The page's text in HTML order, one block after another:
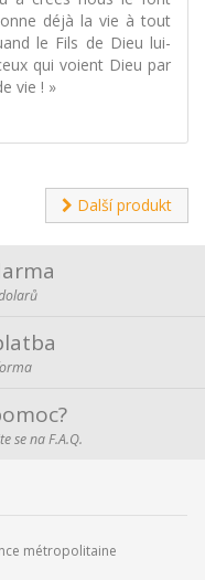
déjà la vie à tout
le Fils de Dieu lui-
qui voient Dieu par
vie ! »
Další produkt
se na F.A.Q.
métropolitaine